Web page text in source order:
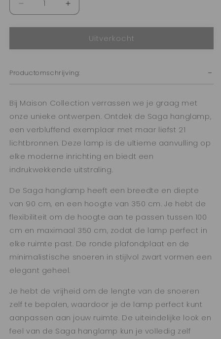
Aantal
verlagen
voor
Saga
|
Aantal
verhogen
voor
Hanglamp
Saga
|
Uitverkocht
Productomschrijving:
Bij Maison Collection verrassen we je graag met
onze unieke ontwerpen. Ontdek de Saga hanglamp,
een verbluffend exemplaar met maar liefst 21
lichtbronnen. Deze lamp is de ultieme aanvulling op
elke moderne inrichting en biedt een
indrukwekkende uitstraling.
De Saga hanglamp heeft een breedte en diepte
van 90 cm, en een hoogte van 350 cm. Je hebt de
flexibiliteit om de hoogte aan te passen tussen 100
cm en maximaal 350 cm, zodat de lamp perfect in
elke ruimte past. De ronde plafondplaat en de
minimalistische snoeren in stijlvol zwart vormen een
elegant geheel.
Je hebt de vrijheid om de lengte van de snoeren
zelf te bepalen, waardoor je de lamp perfect kunt
aanpassen aan jouw ruimte. De uiteindelijke look en
feel van de Saga hanglamp kun je volledig zelf